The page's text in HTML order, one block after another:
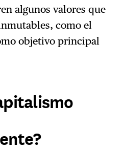
algunos valores que
como el
objetivo principal